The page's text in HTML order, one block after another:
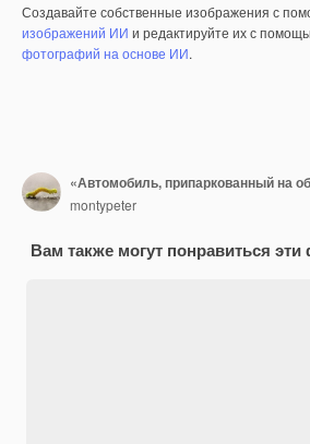
Создавайте собственные изображения с
изображений ИИ и редактируйте их с
фотографий на основе ИИ.
«Автомобиль, припаркованный на
montypeter
Вам также могут понравиться эти